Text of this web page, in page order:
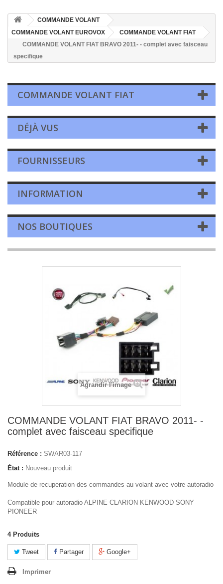
COMMANDE VOLANT
COMMANDE VOLANT EUROVOX
COMMANDE VOLANT FIAT
COMMANDE VOLANT FIAT BRAVO 2011- - complet avec faisceau
specifique
COMMANDE VOLANT FIAT
DÉJÀ VUS
FOURNISSEURS
INFORMATION
NOS BOUTIQUES
Agrandir l'image
COMMANDE VOLANT FIAT BRAVO 2011- -
complet avec faisceau specifique
Référence : SWAR03-117
État : Nouveau produit
Module de recuperation des commandes au volant avec votre autoradio
Compatible pour autoradio ALPINE CLARION KENWOOD SONY
PIONEER
4 Produits
Tweet Partager Google+
Imprimer